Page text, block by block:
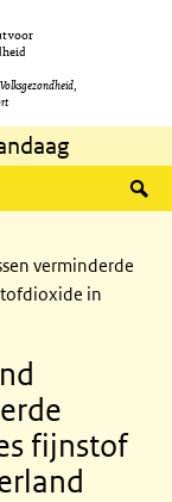
voor
verminderde
in
fijnstof